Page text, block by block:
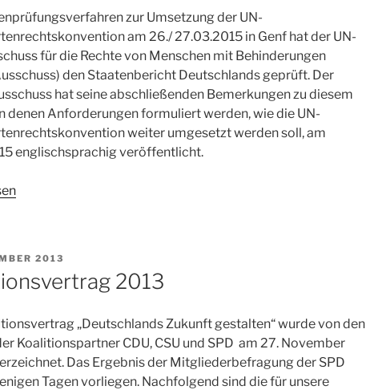
zur Umsetzung der UN-
am 26./ 27.03.2015 in Genf hat der UN-
für die Rechte von Menschen mit Behinderungen
den Staatenbericht Deutschlands geprüft. Der
hat seine abschließenden Bemerkungen zu diesem
denen Anforderungen formuliert werden, wie die UN-
weiter umgesetzt werden soll, am
englischsprachig veröffentlicht.
2013
2013
„Deutschlands Zukunft gestalten“ wurde von den
Koalitionspartner CDU, CSU und SPD am 27. November
Das Ergebnis der Mitgliederbefragung der SPD
Tagen vorliegen. Nachfolgend sind die für unsere